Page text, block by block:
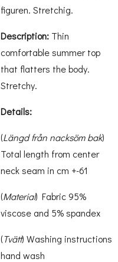
figuren. Stretchig.
Description: Thin
comfortable summer top
that flatters the body.
Stretchy.
Details:
(Längd från nacksöm bak)
Total length from center
neck seam in cm +-61
(Material) Fabric 95%
viscose and 5% spandex
(Tvätt) Washing instructions
hand wash